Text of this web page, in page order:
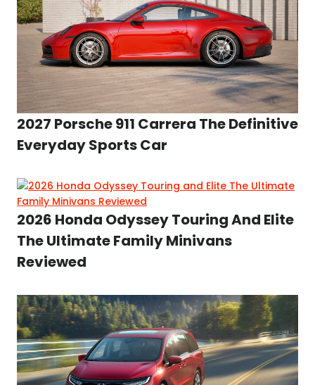
2027 Porsche 911 Carrera The Definitive
Everyday Sports Car
2026 Honda Odyssey Touring And Elite
The Ultimate Family Minivans
Reviewed